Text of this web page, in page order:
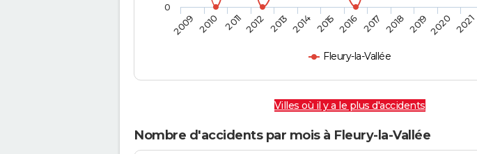
Fleury-la-Vallée
2009 2010 2011 2012 2013 2014 2015 2016 2017 2018 20192020 2021
0
Villes où il y a le plus d'accidents
Nombre d'accidents par mois à Fleury-la-Vallée